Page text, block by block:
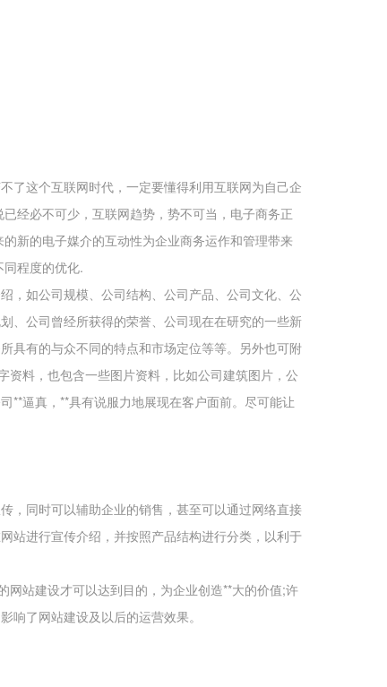
了这个互联网时代，一定要懂得利用互联网为自己企
经必不可少，互联网趋势，势不可当，电子商务正
新的电子媒介的互动性为企业商务运作和管理带来
程度的优化.
，如公司规模、公司结构、公司产品、公司文化、公
、公司曾经所获得的荣誉、公司现在在研究的一些新
具有的与众不同的特点和市场定位等等。另外也可附
资料，也包含一些图片资料，比如公司建筑图片，公
**逼真，**具有说服力地展现在客户面前。尽可能让
，同时可以辅助企业的销售，甚至可以通过网络直接
站进行宣传介绍，并按照产品结构进行分类，以利于
网站建设才可以达到目的，为企业创造**大的价值;许
响了网站建设及以后的运营效果。